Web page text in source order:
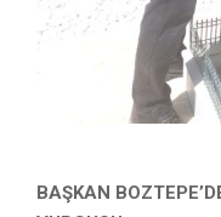
BAŞKAN